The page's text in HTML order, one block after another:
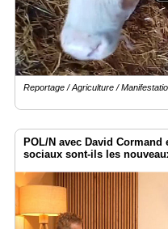
Reportage / Agriculture /
POL/N avec David
sociaux sont-ils les